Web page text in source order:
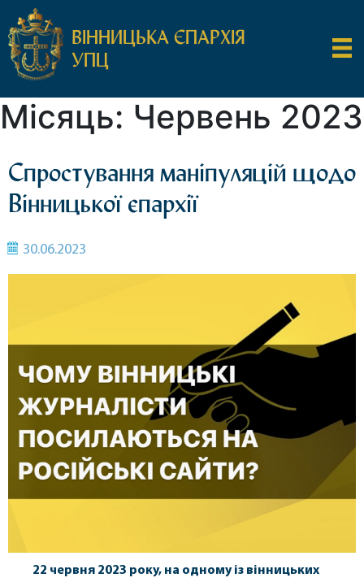
ВІННИЦЬКА ЄПАРХІЯ
УПЦ
Місяць: Червень 2023
Спростування маніпуляцій щодо
Вінницької єпархії
30.06.2023
22 червня 2023 року, на одному із вінницьких